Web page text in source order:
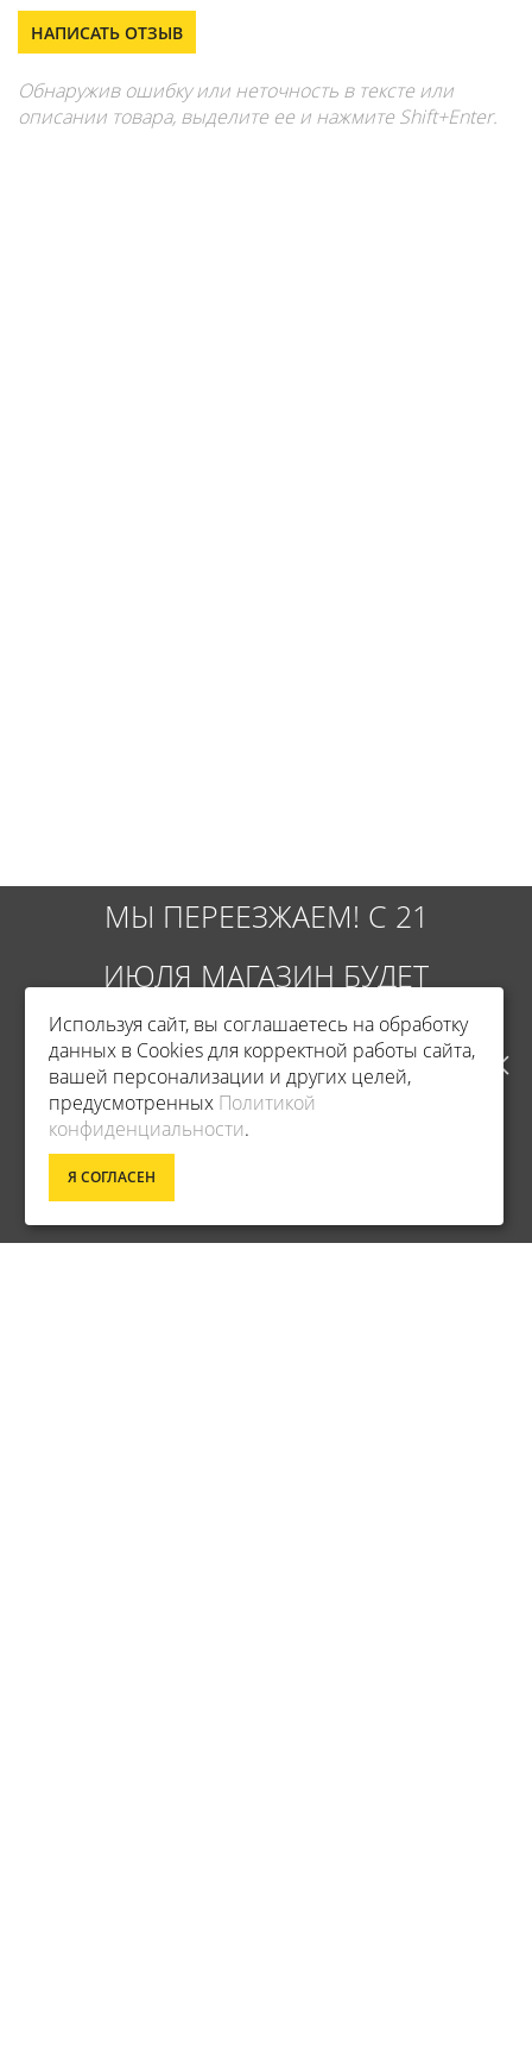
НАПИСАТЬ ОТЗЫВ
Обнаружив ошибку или неточность в тексте или
описании товара, выделите ее и нажмите Shift+Enter.
МЫ ПЕРЕЕЗЖАЕМ! С 21
ИЮЛЯ МАГАЗИН БУДЕТ
РАБОТАТЬ ПО НОВОМУ
АДРЕСУ. ПОДРОБНАЯ
ИНФОРМАЦИЯ О ПЕРЕЕЗДЕ
Фирменный магазин Champion
ИНФОРМАЦИЯ
Используя сайт, вы соглашаетесь на обработку
данных в Cookies для корректной работы сайта,
вашей персонализации и других целей,
предусмотренных Политикой
конфиденциальности.
Я СОГЛАСЕН